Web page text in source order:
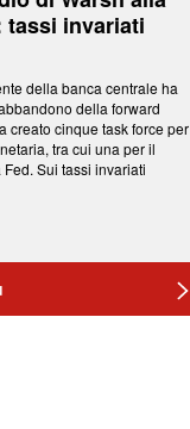
tassi invariati
della banca centrale ha
della forward
creato cinque task force per
tra cui una per il
Sui tassi invariati